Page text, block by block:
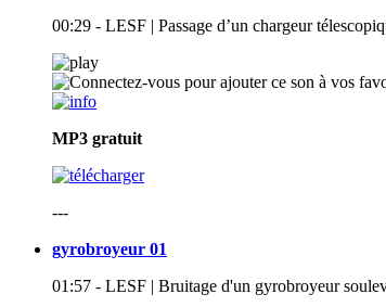
00:29 - LESF | Passage d’un chargeur
MP3 gratuit
---
gyrobroyeur 01
01:57 - LESF | Bruitage d'un gyrobroyeur